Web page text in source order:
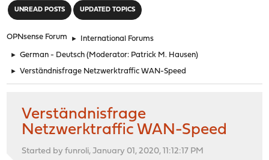
UNREAD POSTS UPDATED TOPICS
OPNsense Forum ► International Forums
► German - Deutsch (Moderator: Patrick M. Hausen)
► Verständnisfrage Netzwerktraffic WAN-Speed
Verständnisfrage
Netzwerktraffic WAN-Speed
Started by funroli, January 01, 2020, 11:12:17 PM